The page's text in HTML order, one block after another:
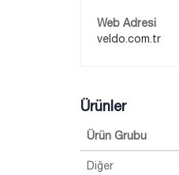
Web Adresi
veldo.com.tr
Ürünler
Ürün Grubu
Diğer